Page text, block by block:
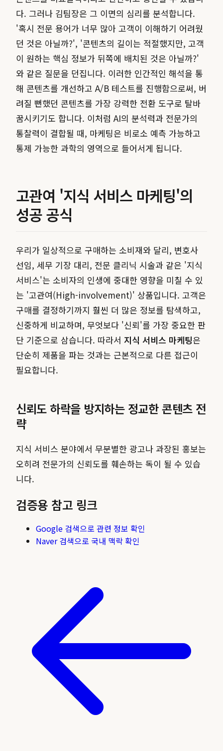
다. 그러나 김팀장은 그 이면의 심리를 분석합니다.
'혹시 전문 용어가 너무 많아 고객이 이해하기 어려웠
던 것은 아닐까?', '콘텐츠의 길이는 적절했지만, 고객
이 원하는 핵심 정보가 뒤쪽에 배치된 것은 아닐까?'
와 같은 질문을 던집니다. 이러한 인간적인 해석을 통
해 콘텐츠를 개선하고 A/B 테스트를 진행함으로써, 버
려질 뻔했던 콘텐츠를 가장 강력한 전환 도구로 탈바
꿈시키기도 합니다. 이처럼 AI의 분석력과 전문가의
통찰력이 결합될 때, 마케팅은 비로소 예측 가능하고
통제 가능한 과학의 영역으로 들어서게 됩니다.
고관여 '지식 서비스 마케팅'의
성공 공식
우리가 일상적으로 구매하는 소비재와 달리, 변호사
선임, 세무 기장 대리, 전문 클리닉 시술과 같은 '지식
서비스'는 소비자의 인생에 중대한 영향을 미칠 수 있
는 '고관여(High-involvement)' 상품입니다. 고객은
구매를 결정하기까지 훨씬 더 많은 정보를 탐색하고,
신중하게 비교하며, 무엇보다 '신뢰'를 가장 중요한 판
단 기준으로 삼습니다. 따라서 지식 서비스 마케팅은
단순히 제품을 파는 것과는 근본적으로 다른 접근이
필요합니다.
신뢰도 하락을 방지하는 정교한 콘텐츠 전
략
지식 서비스 분야에서 무분별한 광고나 과장된 홍보는
오히려 전문가의 신뢰도를 훼손하는 독이 될 수 있습
니다.
검증용 참고 링크
Google 검색으로 관련 정보 확인
Naver 검색으로 국내 맥락 확인